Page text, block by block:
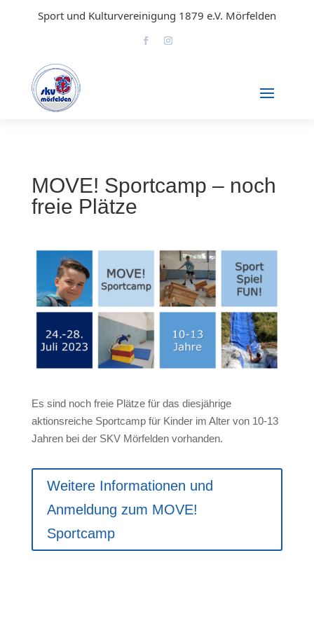
Sport und Kulturvereinigung 1879 e.V. Mörfelden
MOVE! Sportcamp – noch
freie Plätze
Es sind noch freie Plätze für das diesjährige
aktionsreiche Sportcamp für Kinder im Alter von 10-13
Jahren bei der SKV Mörfelden vorhanden.
Weitere Informationen und
Anmeldung zum MOVE!
Sportcamp